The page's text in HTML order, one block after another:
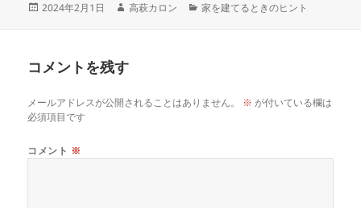
2024年2月1日 高萩カロン 家を建てるときのヒント
コメントを残す
メールアドレスが公開されることはありません。 ※ が付いている欄は
必須項目です
コメント ※